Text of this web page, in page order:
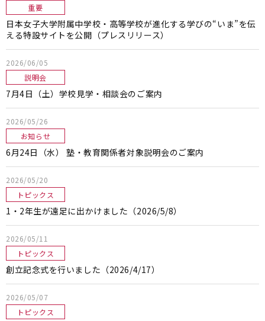
重要
日本女子大学附属中学校・高等学校が進化する学びの“いま”を伝
える特設サイトを公開（プレスリリース）
2026/06/05
説明会
7月4日（土）学校見学・相談会のご案内
2026/05/26
お知らせ
6月24日（水） 塾・教育関係者対象説明会のご案内
2026/05/20
トピックス
1・2年生が遠足に出かけました（2026/5/8）
2026/05/11
トピックス
創立記念式を行いました（2026/4/17）
2026/05/07
トピックス